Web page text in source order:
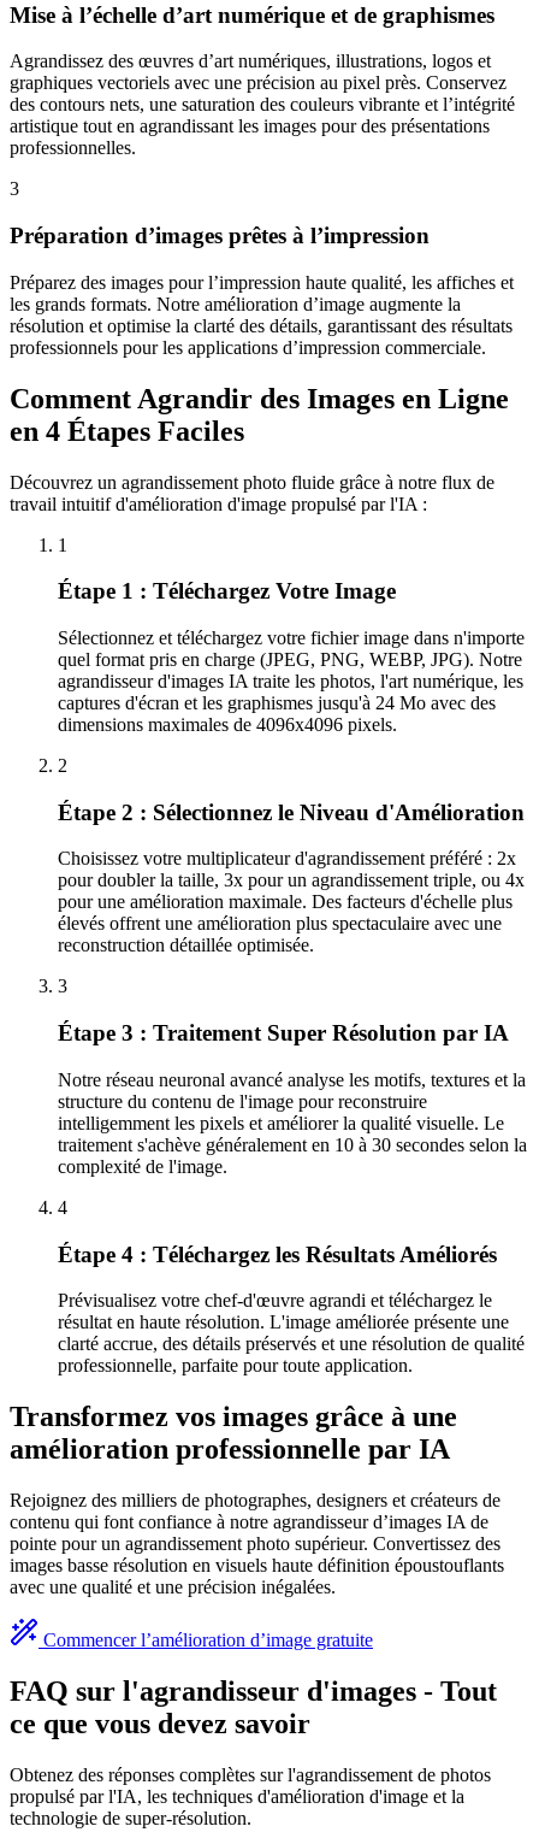
Mise à l’échelle d’art numérique et de graphismes
Agrandissez des œuvres d’art numériques, illustrations, logos et
graphiques vectoriels avec une précision au pixel près. Conservez
des contours nets, une saturation des couleurs vibrante et l’intégrité
artistique tout en agrandissant les images pour des présentations
professionnelles.
3
Préparation d’images prêtes à l’impression
Préparez des images pour l’impression haute qualité, les affiches et
les grands formats. Notre amélioration d’image augmente la
résolution et optimise la clarté des détails, garantissant des résultats
professionnels pour les applications d’impression commerciale.
Comment Agrandir des Images en Ligne
en 4 Étapes Faciles
Découvrez un agrandissement photo fluide grâce à notre flux de
travail intuitif d'amélioration d'image propulsé par l'IA :
1
Étape 1 : Téléchargez Votre Image
Sélectionnez et téléchargez votre fichier image dans n'importe
quel format pris en charge (JPEG, PNG, WEBP, JPG). Notre
agrandisseur d'images IA traite les photos, l'art numérique, les
captures d'écran et les graphismes jusqu'à 24 Mo avec des
dimensions maximales de 4096x4096 pixels.
2
Étape 2 : Sélectionnez le Niveau d'Amélioration
Choisissez votre multiplicateur d'agrandissement préféré : 2x
pour doubler la taille, 3x pour un agrandissement triple, ou 4x
pour une amélioration maximale. Des facteurs d'échelle plus
élevés offrent une amélioration plus spectaculaire avec une
reconstruction détaillée optimisée.
3
Étape 3 : Traitement Super Résolution par IA
Notre réseau neuronal avancé analyse les motifs, textures et la
structure du contenu de l'image pour reconstruire
intelligemment les pixels et améliorer la qualité visuelle. Le
traitement s'achève généralement en 10 à 30 secondes selon la
complexité de l'image.
4
Étape 4 : Téléchargez les Résultats Améliorés
Prévisualisez votre chef-d'œuvre agrandi et téléchargez le
résultat en haute résolution. L'image améliorée présente une
clarté accrue, des détails préservés et une résolution de qualité
professionnelle, parfaite pour toute application.
Transformez vos images grâce à une
amélioration professionnelle par IA
Rejoignez des milliers de photographes, designers et créateurs de
contenu qui font confiance à notre agrandisseur d’images IA de
pointe pour un agrandissement photo supérieur. Convertissez des
images basse résolution en visuels haute définition époustouflants
avec une qualité et une précision inégalées.
Commencer l’amélioration d’image gratuite
FAQ sur l'agrandisseur d'images - Tout
ce que vous devez savoir
Obtenez des réponses complètes sur l'agrandissement de photos
propulsé par l'IA, les techniques d'amélioration d'image et la
technologie de super-résolution.